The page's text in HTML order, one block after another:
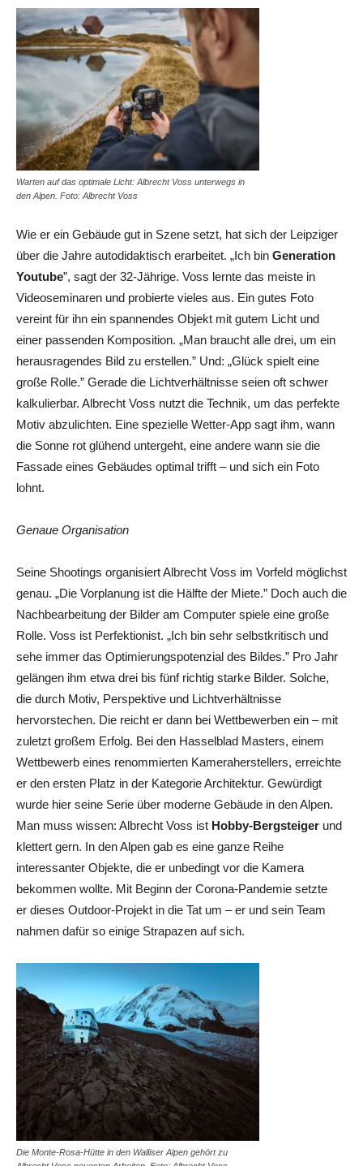
Warten auf das optimale Licht: Albrecht Voss unterwegs in
den Alpen. Foto: Albrecht Voss
Wie er ein Gebäude gut in Szene setzt, hat sich der Leipziger
über die Jahre autodidaktisch erarbeitet. „Ich bin Generation
Youtube”, sagt der 32-Jährige. Voss lernte das meiste in
Videoseminaren und probierte vieles aus. Ein gutes Foto
vereint für ihn ein spannendes Objekt mit gutem Licht und
einer passenden Komposition. „Man braucht alle drei, um ein
herausragendes Bild zu erstellen.” Und: „Glück spielt eine
große Rolle.” Gerade die Lichtverhältnisse seien oft schwer
kalkulierbar. Albrecht Voss nutzt die Technik, um das perfekte
Motiv abzulichten. Eine spezielle Wetter-App sagt ihm, wann
die Sonne rot glühend untergeht, eine andere wann sie die
Fassade eines Gebäudes optimal trifft – und sich ein Foto
lohnt.
Genaue Organisation
Seine Shootings organisiert Albrecht Voss im Vorfeld möglichst
genau. „Die Vorplanung ist die Hälfte der Miete.” Doch auch die
Nachbearbeitung der Bilder am Computer spiele eine große
Rolle. Voss ist Perfektionist. „Ich bin sehr selbstkritisch und
sehe immer das Optimierungspotenzial des Bildes.” Pro Jahr
gelängen ihm etwa drei bis fünf richtig starke Bilder. Solche,
die durch Motiv, Perspektive und Lichtverhältnisse
hervorstechen. Die reicht er dann bei Wettbewerben ein – mit
zuletzt großem Erfolg. Bei den Hasselblad Masters, einem
Wettbewerb eines renommierten Kameraherstellers, erreichte
er den ersten Platz in der Kategorie Architektur. Gewürdigt
wurde hier seine Serie über moderne Gebäude in den Alpen.
Man muss wissen: Albrecht Voss ist Hobby-Bergsteiger und
klettert gern. In den Alpen gab es eine ganze Reihe
interessanter Objekte, die er unbedingt vor die Kamera
bekommen wollte. Mit Beginn der Corona-Pandemie setzte
er dieses Outdoor-Projekt in die Tat um – er und sein Team
nahmen dafür so einige Strapazen auf sich.
Die Monte-Rosa-Hütte in den Walliser Alpen gehört zu